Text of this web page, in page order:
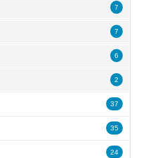
7
7
6
2
37
35
24